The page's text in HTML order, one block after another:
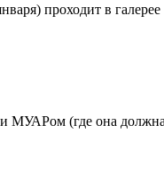
проходит в
МУАРом (где она